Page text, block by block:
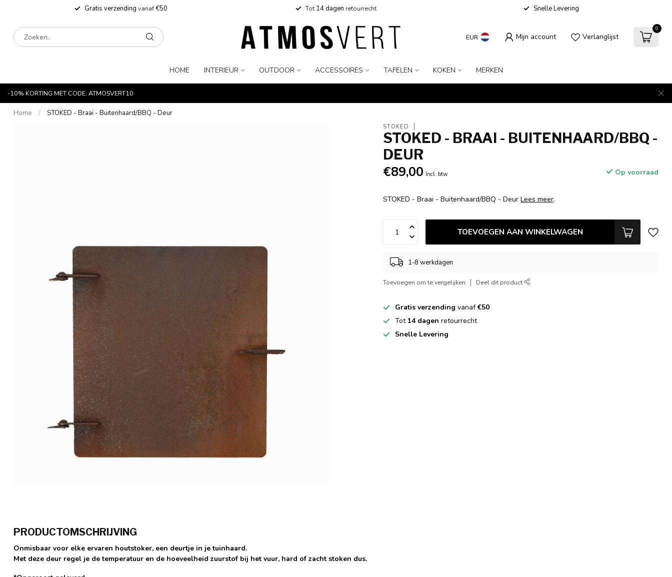
Gratis verzending vanaf€50 Tot14 dagen retourrecht Snelle Levering
EUR Mijn account Verlanglijst
0
HOME INTERIEUR OUTDOOR ACCESSOIRES TAFELEN KOKEN MERKEN
-10% KORTING MET CODE: ATMOSVERT10
Home / STOKED - Braai - Buitenhaard/BBQ - Deur
STOKED
STOKED - BRAAI - BUITENHAARD/BBQ -
DEUR
€89,00 Incl. btw Op voorraad
STOKED - Braai - Buitenhaard/BBQ - DeurLees meer.
TOEVOEGEN AAN WINKELWAGEN
1-8 werkdagen
Toevoegen om te vergelijken Deel dit product
Gratis verzending vanaf€50
Tot 14 dagen retourrecht
Snelle Levering
PRODUCTOMSCHRIJVING
Onmisbaar voor elke ervaren houtstoker, een deurtje in je tuinhaard.
Met deze deur regel je de temperatuur en de hoeveelheid zuurstof bij het vuur, hard of zacht stoken dus.